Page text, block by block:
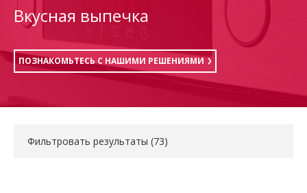
Вкусная выпечка
ПОЗНАКОМЬТЕСЬ С НАШИМИ РЕШЕНИЯМИ
Фильтровать результаты (73)